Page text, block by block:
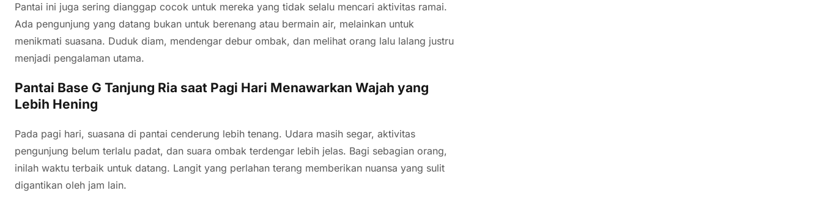
Pantai ini juga sering dianggap cocok untuk mereka yang tidak selalu mencari aktivitas ramai.
Ada pengunjung yang datang bukan untuk berenang atau bermain air, melainkan untuk
menikmati suasana. Duduk diam, mendengar debur ombak, dan melihat orang lalu lalang justru
menjadi pengalaman utama.
Pantai Base G Tanjung Ria saat Pagi Hari Menawarkan Wajah yang
Lebih Hening
Pada pagi hari, suasana di pantai cenderung lebih tenang. Udara masih segar, aktivitas
pengunjung belum terlalu padat, dan suara ombak terdengar lebih jelas. Bagi sebagian orang,
inilah waktu terbaik untuk datang. Langit yang perlahan terang memberikan nuansa yang sulit
digantikan oleh jam lain.